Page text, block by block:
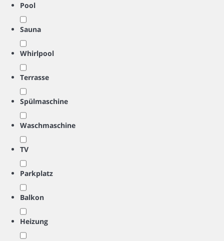
Pool
Sauna
Whirlpool
Terrasse
Spülmaschine
Waschmaschine
TV
Parkplatz
Balkon
Heizung